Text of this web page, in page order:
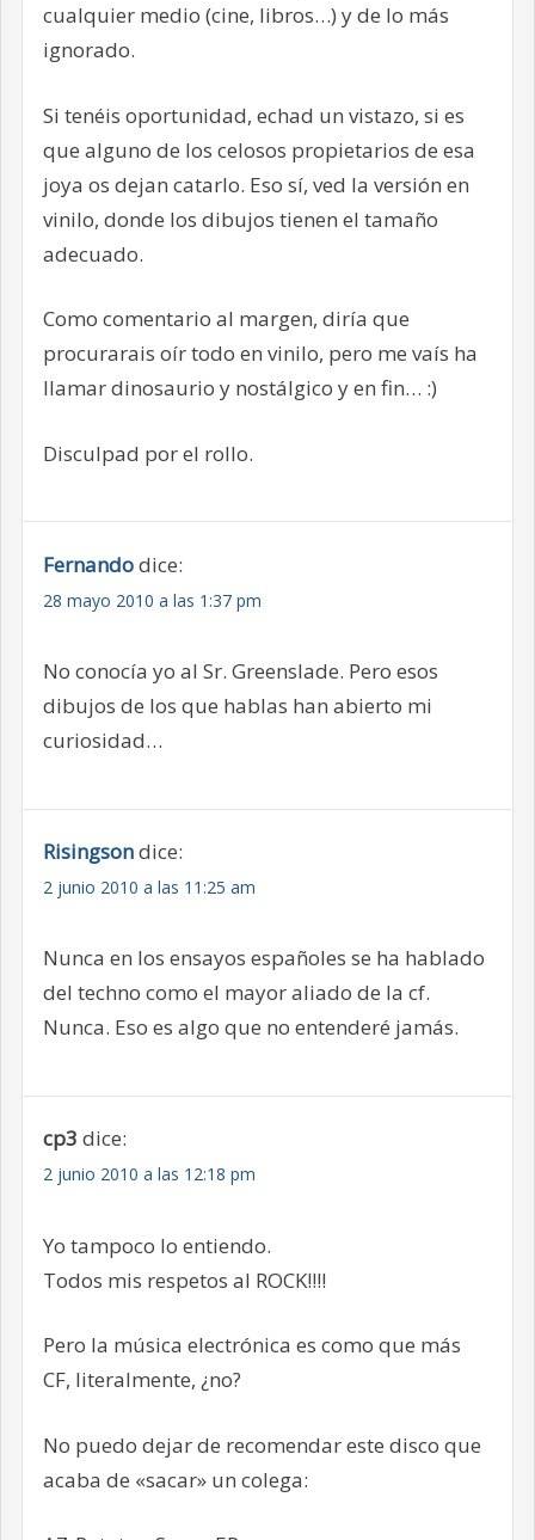
cualquier medio (cine, libros…) y de lo más
ignorado.
Si tenéis oportunidad, echad un vistazo, si es
que alguno de los celosos propietarios de esa
joya os dejan catarlo. Eso sí, ved la versión en
vinilo, donde los dibujos tienen el tamaño
adecuado.
Como comentario al margen, diría que
procurarais oír todo en vinilo, pero me vaís ha
llamar dinosaurio y nostálgico y en fin… :)
Disculpad por el rollo.
Fernandodice:
28 mayo 2010 a las 1:37 pm
No conocía yo al Sr. Greenslade. Pero esos
dibujos de los que hablas han abierto mi
curiosidad…
Risingsondice:
2 junio 2010 a las 11:25 am
Nunca en los ensayos españoles se ha hablado
del techno como el mayor aliado de la cf.
Nunca. Eso es algo que no entenderé jamás.
cp3 dice:
2 junio 2010 a las 12:18 pm
Yo tampoco lo entiendo.
Todos mis respetos al ROCK!!!!
Pero la música electrónica es como que más
CF, literalmente, ¿no?
No puedo dejar de recomendar este disco que
acaba de «sacar» un colega: